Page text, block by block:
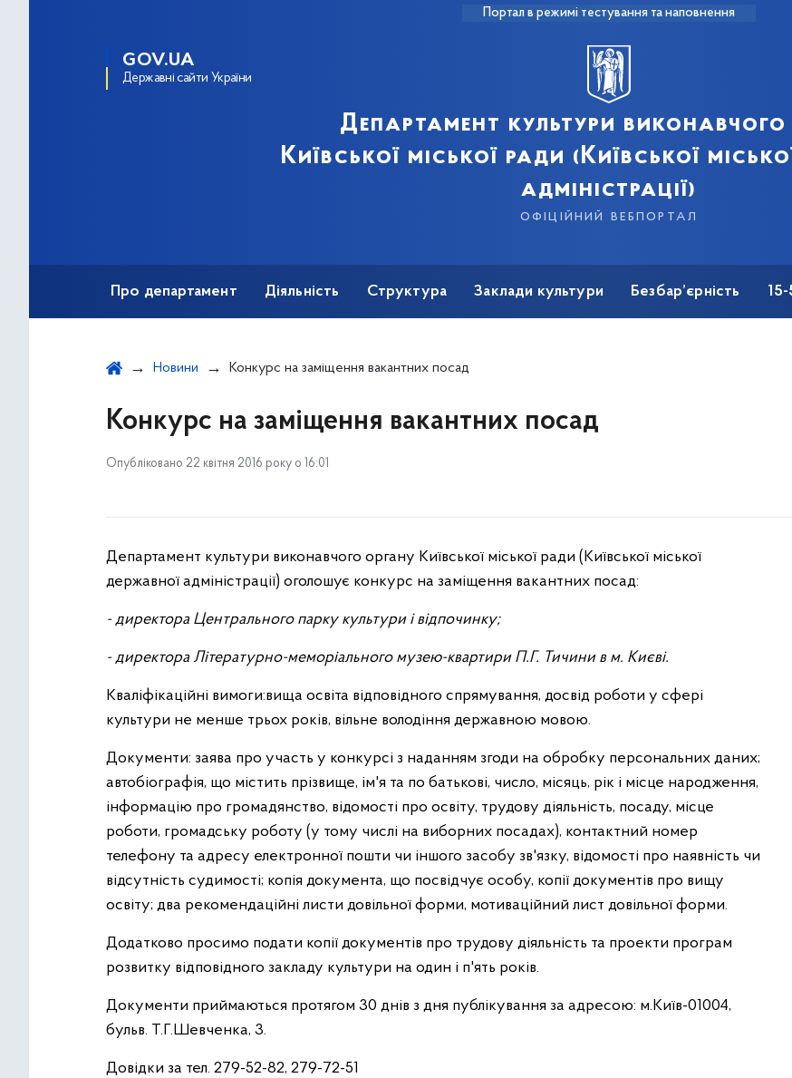
Портал в режимі тестування та наповнення
GOV.UA
Державні сайти України
Департамент культури виконавчого
Київської міської ради (Київської
адміністрації)
офіційний вебпортал
Про департамент Діяльність Структура Заклади культури Безбар’єрність 15-
Новини Конкурс на заміщення вакантних посад
Конкурс на заміщення вакантних посад
Опубліковано 22 квітня 2016 року о 16:01
Департамент культури виконавчого органу Київської міської ради (Київської міської
державної адміністрації) оголошує конкурс на заміщення вакантних посад:
- директора Центрального парку культури і відпочинку;
- директора Літературно-меморіального музею-квартири П.Г. Тичини в м. Києві.
Кваліфікаційні вимоги:вища освіта відповідного спрямування, досвід роботи у сфері
культури не менше трьох років, вільне володіння державною мовою.
Документи: заява про участь у конкурсі з наданням згоди на обробку персональних даних;
автобіографія, що містить прізвище, ім'я та по батькові, число, місяць, рік і місце народження,
інформацію про громадянство, відомості про освіту, трудову діяльність, посаду, місце
роботи, громадську роботу (у тому числі на виборних посадах), контактний номер
телефону та адресу електронної пошти чи іншого засобу зв'язку, відомості про наявність чи
відсутність судимості; копія документа, що посвідчує особу, копії документів про вищу
освіту; два рекомендаційні листи довільної форми, мотиваційний лист довільної форми.
Додатково просимо подати копії документів про трудову діяльність та проекти програм
розвитку відповідного закладу культури на один і п'ять років.
Документи приймаються протягом 30 днів з дня публікування за адресою: м.Київ-01004,
бульв. Т.Г.Шевченка, 3.
Довідки за тел. 279-52-82, 279-72-51